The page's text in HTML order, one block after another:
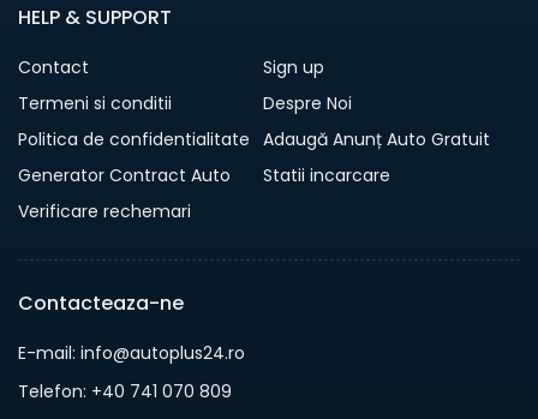
HELP & SUPPORT
Contact
Sign up
Termeni si conditii
Despre Noi
Politica de confidentialitate Adaugă Anunț Auto Gratuit
Generator Contract Auto
Statii incarcare
Verificare rechemari
Contacteaza-ne
E-mail: info@autoplus24.ro
Telefon: +40 741 070 809